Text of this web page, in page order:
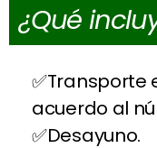
¿Qué
Transporte
acuerdo al
Desayuno.